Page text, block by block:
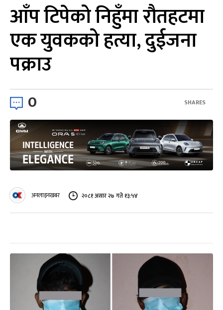
आँप टिपेको निहुँमा रौतहटमा
एक युवकको हत्या, दुईजना
पक्राउ
0 SHARES
अनलाइनखबर २०८१ असार २७ गते १३:५४